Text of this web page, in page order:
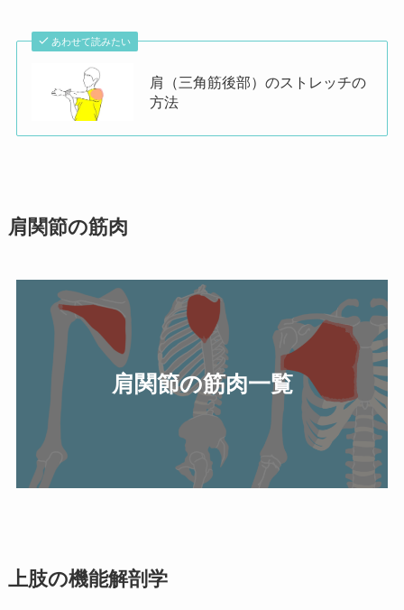
あわせて読みたい
肩（三角筋後部）のストレッチの
方法
肩関節の筋肉
肩関節の筋肉一覧
上肢の機能解剖学